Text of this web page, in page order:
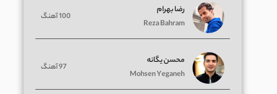
رضا بهرام
Reza Bahram
100 آهنگ
محسن یگانه
Mohsen Yeganeh
97 آهنگ